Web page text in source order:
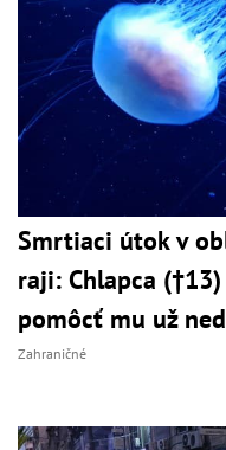
Smrtiaci útok v
raji: Chlapca
pomôcť mu už
Zahraničné